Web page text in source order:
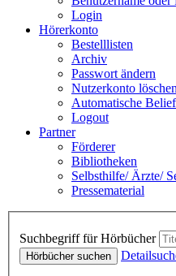
Login
Hörerkonto
Bestelllisten
Archiv
Passwort ändern
Nutzerkonto löschen
Automatische
Logout
Partner
Förderer
Bibliotheken
Selbsthilfe/ Ärzte/
Pressematerial
Suchbegriff für Hörbücher
Hörbücher suchen